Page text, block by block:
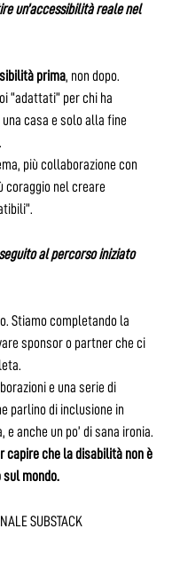
un’accessibilità reale nel
prima, non dopo.
“adattati” per chi ha
casa e solo alla fine
più collaborazione con
coraggio nel creare
al percorso iniziato
Stiamo completando la
sponsor o partner che ci
e una serie di
parlino di inclusione in
anche un po’ di sana ironia.
capire che la disabilità non è
sul mondo.
SUBSTACK